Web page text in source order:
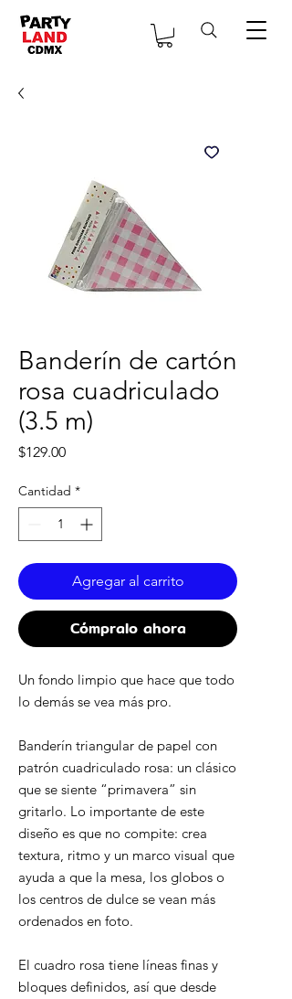
Banderín de cartón
rosa cuadriculado
(3.5 m)
$129.00Precio
Cantidad *
Agregar al carrito
Cómpralo ahora
Un fondo limpio que hace que todo
lo demás se vea más pro.
Banderín triangular de papel con
patrón cuadriculado rosa: un clásico
que se siente “primavera” sin
gritarlo. Lo importante de este
diseño es que no compite: crea
textura, ritmo y un marco visual que
ayuda a que la mesa, los globos o
los centros de dulce se vean más
ordenados en foto.
El cuadro rosa tiene líneas finas y
bloques definidos, así que desde